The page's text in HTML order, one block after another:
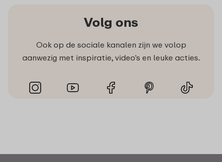
Volg ons
Ook op de sociale kanalen zijn we volop
aanwezig met inspiratie, video’s en leuke acties.